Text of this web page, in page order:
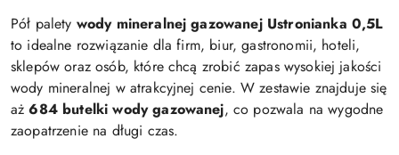
Pół palety wody mineralnej gazowanej Ustronianka 0,5L
to idealne rozwiązanie dla firm, biur, gastronomii, hoteli,
sklepów oraz osób, które chcą zrobić zapas wysokiej jakości
wody mineralnej w atrakcyjnej cenie. W zestawie znajduje się
aż684 butelki wody gazowanej, co pozwala na wygodne
zaopatrzenie na długi czas.